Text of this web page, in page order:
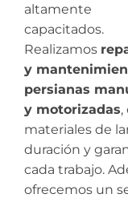
altamente
capacitados.
Realizamos
y
persianas
y motorizadas,
materiales de
duración y
cada trabajo.
ofrecemos un